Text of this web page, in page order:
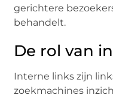
gerichtere
behandelt.
De rol van
Interne links zijn
zoekmachines